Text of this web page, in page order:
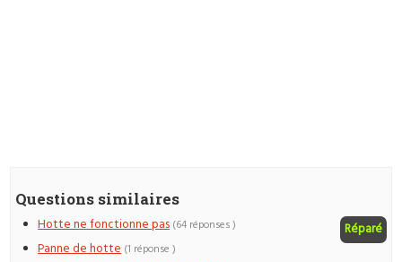
Questions similaires
Hotte ne fonctionne pas Réparé
(64 réponses )
Panne de hotte (1 réponse )